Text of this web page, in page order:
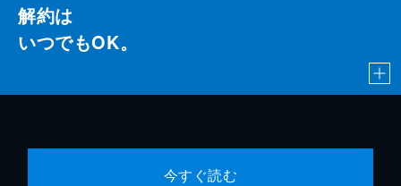
解約は
いつでもOK。
今すぐ読む